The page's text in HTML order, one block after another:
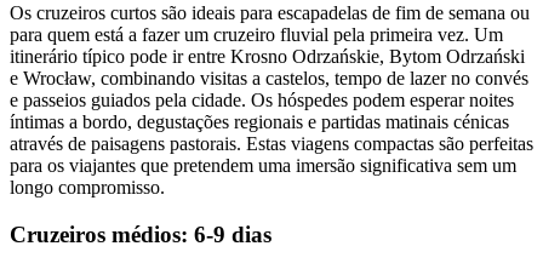
Os cruzeiros curtos são ideais para escapadelas de fim de semana ou
para quem está a fazer um cruzeiro fluvial pela primeira vez. Um
itinerário típico pode ir entre Krosno Odrzańskie, Bytom Odrzański
e Wrocław, combinando visitas a castelos, tempo de lazer no convés
e passeios guiados pela cidade. Os hóspedes podem esperar noites
íntimas a bordo, degustações regionais e partidas matinais cénicas
através de paisagens pastorais. Estas viagens compactas são perfeitas
para os viajantes que pretendem uma imersão significativa sem um
longo compromisso.
Cruzeiros médios: 6-9 dias